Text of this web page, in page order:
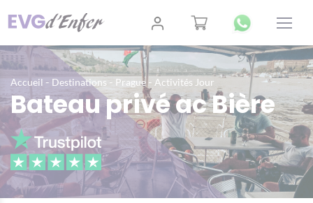
Accueil - Destinations - Prague - Activités Jour
Bateau privé ac Bière